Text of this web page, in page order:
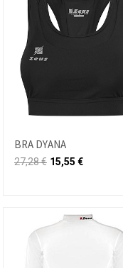
BRA DYANA
27,28€ 15,55 €